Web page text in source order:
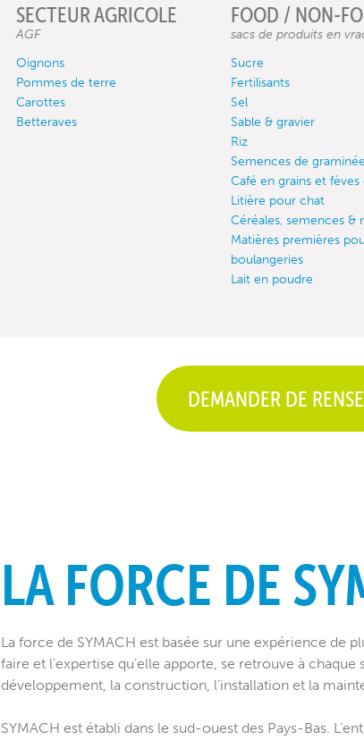
SECTEUR AGRICOLE
AGF
Oignons
Pommes de terre
Carottes
Betteraves
FOOD / NON-
sacs de produits en
Sucre
Fertilisants
Sel
Sable & gravier
Riz
Semences de
Café en grains et fèves
Litière pour chat
Céréales, semences &
Matières premières
boulangeries
Lait en poudre
DEMANDER DE
LA FORCE DE
La force de SYMACH est basée sur une expérience de
faire et l’expertise qu’elle apporte, se retrouve à
développement, la construction, l’installation et la
SYMACH est établi dans le sud-ouest des Pays-Bas.